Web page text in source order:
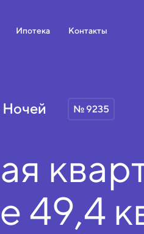
Ипотека Контакты
№ 9235
49,4